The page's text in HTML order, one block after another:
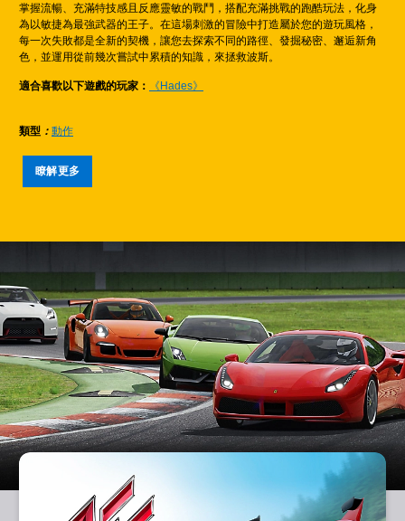
掌握流暢、充滿特技感且反應靈敏的戰鬥，搭配充滿挑戰的跑酷玩法，化身
為以敏捷為最強武器的王子。在這場刺激的冒險中打造屬於您的遊玩風格，
每一次失敗都是全新的契機，讓您去探索不同的路徑、發掘秘密、邂逅新角
色，並運用從前幾次嘗試中累積的知識，來拯救波斯。
適合喜歡以下遊戲的玩家： 《Hades》
類型 ： 動作
瞭解更多